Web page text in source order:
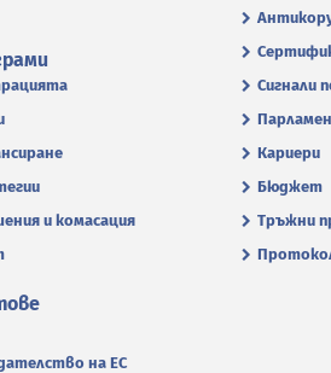
Сигнали
Кариери
Бюджет
Тръжни
и комасация
на ЕС